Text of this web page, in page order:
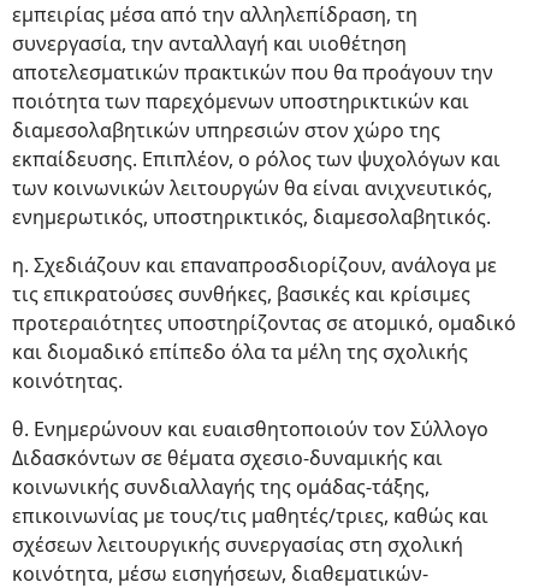
εμπειρίας μέσα από την αλληλεπίδραση, τη
συνεργασία, την ανταλλαγή και υιοθέτηση
αποτελεσματικών πρακτικών που θα προάγουν την
ποιότητα των παρεχόμενων υποστηρικτικών και
διαμεσολαβητικών υπηρεσιών στον χώρο της
εκπαίδευσης. Επιπλέον, ο ρόλος των ψυχολόγων και
των κοινωνικών λειτουργών θα είναι ανιχνευτικός,
ενημερωτικός, υποστηρικτικός, διαμεσολαβητικός.
η. Σχεδιάζουν και επαναπροσδιορίζουν, ανάλογα με
τις επικρατούσες συνθήκες, βασικές και κρίσιμες
προτεραιότητες υποστηρίζοντας σε ατομικό, ομαδικό
και διομαδικό επίπεδο όλα τα μέλη της σχολικής
κοινότητας.
θ. Ενημερώνουν και ευαισθητοποιούν τον Σύλλογο
Διδασκόντων σε θέματα σχεσιο-δυναμικής και
κοινωνικής συνδιαλλαγής της ομάδας-τάξης,
επικοινωνίας με τους/τις μαθητές/τριες, καθώς και
σχέσεων λειτουργικής συνεργασίας στη σχολική
κοινότητα, μέσω εισηγήσεων, διαθεματικών-